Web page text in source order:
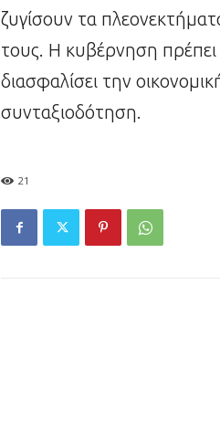
ζυγίσουν τα
τους. Η κυβέρνηση πρέπει
διασφαλίσει την
συνταξιοδότηση.
21